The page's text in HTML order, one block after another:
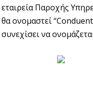
εταιρεία Παροχής
θα ονομαστεί
συνεχίσει να